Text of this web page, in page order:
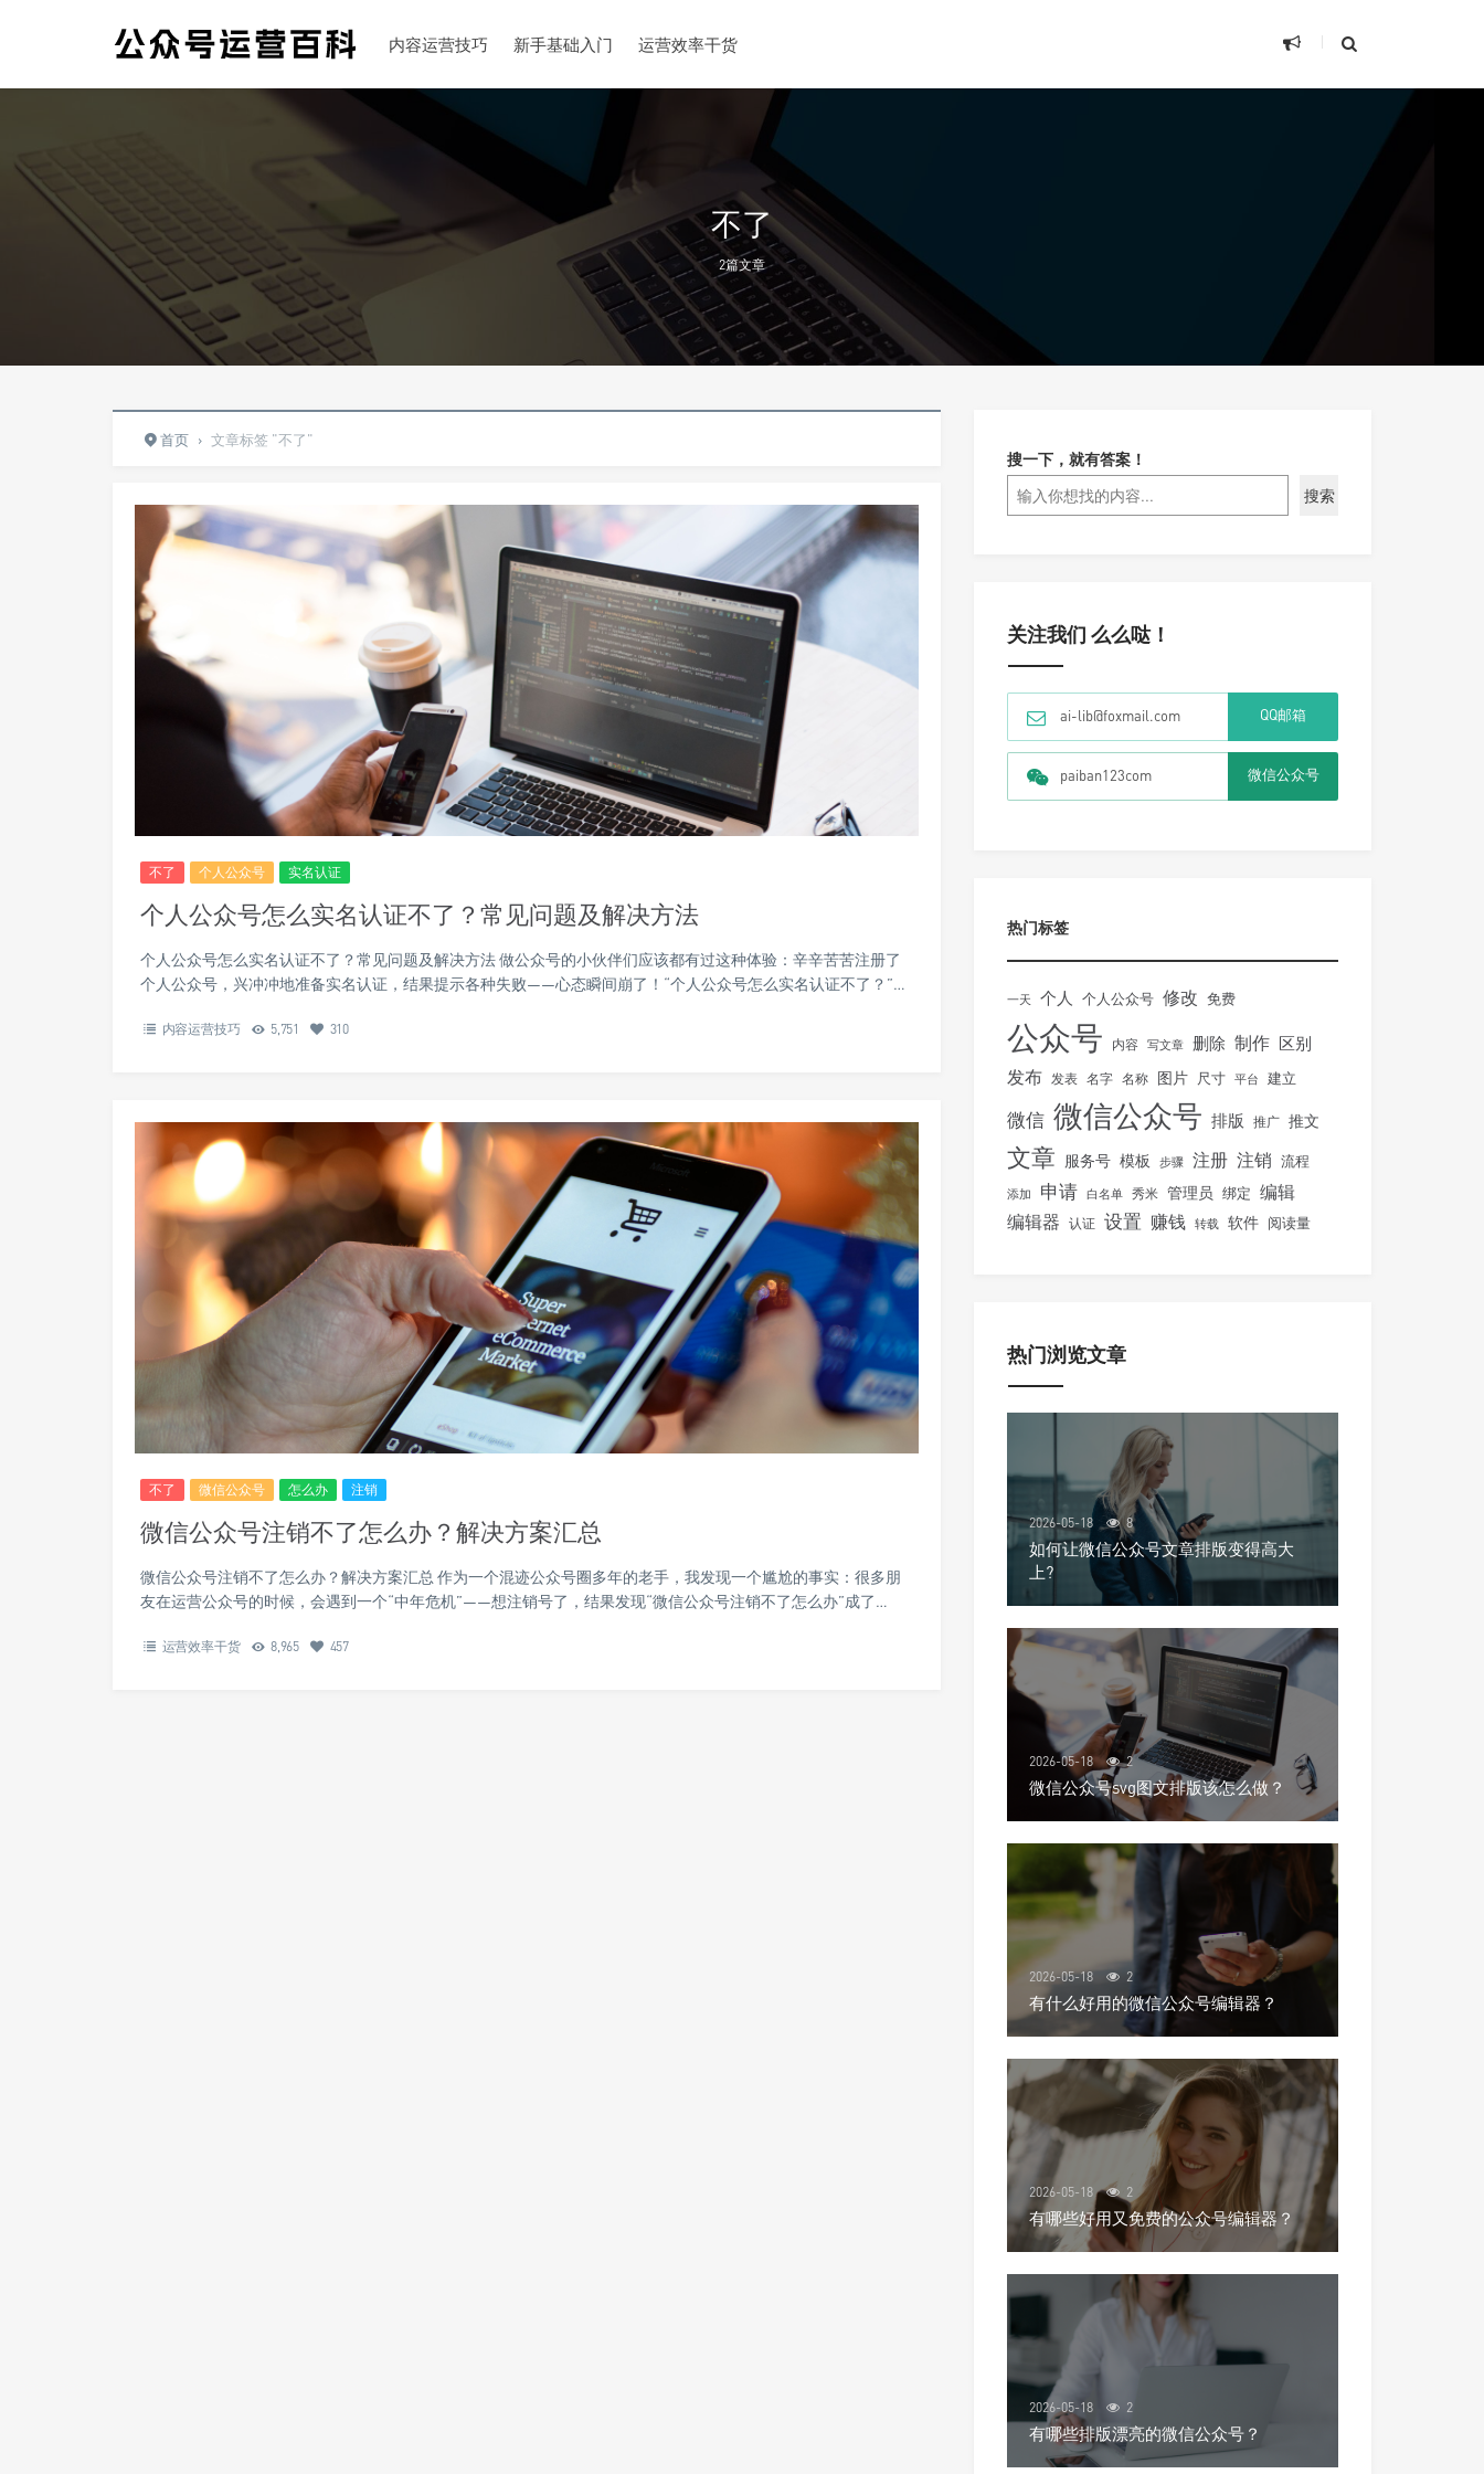
内容运营技巧 新手基础入门 运营效率干货
不了
2篇文章
首页 › 文章标签 "不了"
不了 个人公众号 实名认证
个人公众号怎么实名认证不了？常见问题及解决方法
个人公众号怎么实名认证不了？常见问题及解决方法 做公众号的小伙伴们应该都有过这种体验：辛辛苦苦注册了
个人公众号，兴冲冲地准备实名认证，结果提示各种失败——心态瞬间崩了！“个人公众号怎么实名认证不了？”…
内容运营技巧 5,751 310
不了 微信公众号 怎么办 注销
微信公众号注销不了怎么办？解决方案汇总
微信公众号注销不了怎么办？解决方案汇总 作为一个混迹公众号圈多年的老手，我发现一个尴尬的事实：很多朋
友在运营公众号的时候，会遇到一个“中年危机”——想注销号了，结果发现“微信公众号注销不了怎么办”成了…
运营效率干货 8,965 457
搜一下，就有答案！
搜索
关注我们 么么哒！
ai-lib@foxmail.com QQ邮箱
paiban123com 微信公众号
热门标签
一天 个人 个人公众号 修改 免费
公众号 内容 写文章 删除 制作 区别
发布 发表 名字 名称 图片 尺寸 平台 建立
微信 微信公众号 排版 推广 推文
文章 服务号 模板 步骤 注册 注销 流程
添加 申请 白名单 秀米 管理员 绑定 编辑
编辑器
认证 设置 赚钱 转载 软件 阅读量
热门浏览文章
2026-05-18 8
如何让微信公众号文章排版变得高大
上?
2026-05-18 2
微信公众号svg图文排版该怎么做？
2026-05-18 2
有什么好用的微信公众号编辑器？
2026-05-18 2
有哪些好用又免费的公众号编辑器？
2026-05-18 2
有哪些排版漂亮的微信公众号？